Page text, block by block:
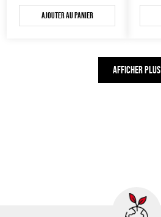
Ajouter au panier
AFFICHER PLUS